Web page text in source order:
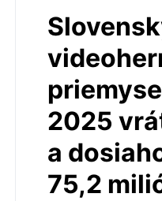
2025
a
75,2